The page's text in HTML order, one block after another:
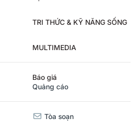
TRI THỨC & KỸ NĂNG SỐNG
MULTIMEDIA
Báo giá
Quảng cáo
Tòa soạn